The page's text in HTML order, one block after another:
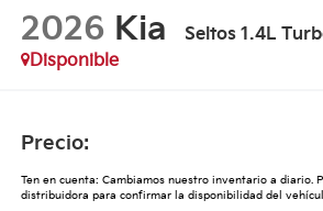
2026 Kia
Seltos 1.4L
Disponible
Precio:
Ten en cuenta: Cambiamos nuestro inventario a diario.
distribuidora para confirmar la disponibilidad del